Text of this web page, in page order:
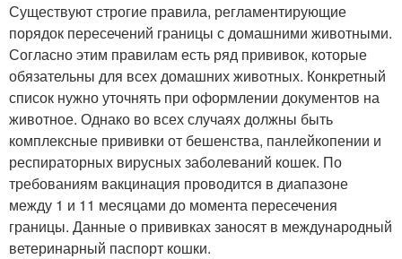
Существуют строгие правила, регламентирующие
порядок пересечений границы с домашними животными.
Согласно этим правилам есть ряд прививок, которые
обязательны для всех домашних животных. Конкретный
список нужно уточнять при оформлении документов на
животное. Однако во всех случаях должны быть
комплексные прививки от бешенства, панлейкопении и
респираторных вирусных заболеваний кошек. По
требованиям вакцинация проводится в диапазоне
между 1 и 11 месяцами до момента пересечения
границы. Данные о прививках заносят в международный
ветеринарный паспорт кошки.